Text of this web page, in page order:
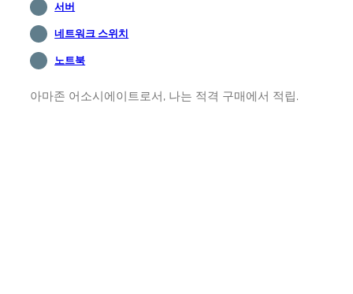
서버
네트워크 스위치
노트북
아마존 어소시에이트로서, 나는 적격 구매에서 적립.